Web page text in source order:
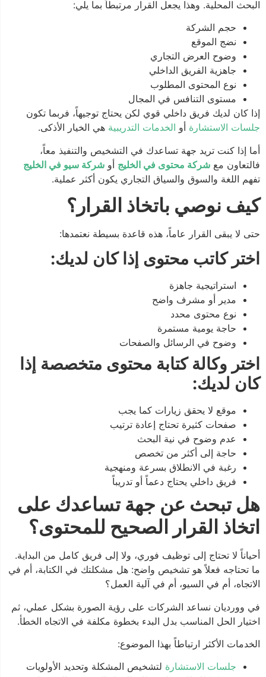
البحث المحلية. وهذا يجعل القرار مرتبطاً بما يلي:
حجم الشركة
نضج الموقع
وضوح العرض التجاري
جاهزية الفريق الداخلي
نوع المحتوى المطلوب
مستوى التنافس في المجال
إذا كان لديك فريق داخلي قوي لكن يحتاج توجيهاً، فربما تكون
جلسات الاستشارةأو الخدمات التدريبيةهي الخيار الأذكى.
أما إذا كنت تريد جهة تساعدك في التشخيص والتنفيذ معاً،
فالتعاون مع شركة محتوى في الخليجأو شركة سيو في الخليج
تفهم اللغة والسوق والسياق التجاري يكون أكثر عملية.
كيف نوصي باتخاذ القرار؟
حتى لا يبقى القرار عاماً، هذه قاعدة بسيطة نعتمدها:
اختر كاتب محتوى إذا كان لديك:
استراتيجية جاهزة
مدير أو مشرف واضح
نوع محتوى محدد
حاجة يومية مستمرة
وضوح في الرسائل والصفحات
اختر وكالة كتابة محتوى متخصصة إذا
كان لديك:
موقع لا يحقق زيارات كما يجب
صفحات كثيرة تحتاج إعادة ترتيب
عدم وضوح في نية البحث
حاجة إلى أكثر من تخصص
رغبة في الانطلاق بسرعة ومنهجية
فريق داخلي يحتاج دعماً أو تدريباً
هل تبحث عن جهة تساعدك على
اتخاذ القرار الصحيح للمحتوى؟
أحياناً لا تحتاج إلى توظيف فوري، ولا إلى فريق كامل من البداية.
ما تحتاجه فعلاً هو تشخيص واضح: هل مشكلتك في الكتابة، أم في
الاتجاه، أم في السيو، أم في آلية العمل؟
في وورديان نساعد الشركات على رؤية الصورة بشكل عملي، ثم
اختيار الحل المناسب بدل البدء بخطوة مكلفة في الاتجاه الخطأ.
الخدمات الأكثر ارتباطاً بهذا الموضوع:
جلسات الاستشارةلتشخيص المشكلة وتحديد الأولويات